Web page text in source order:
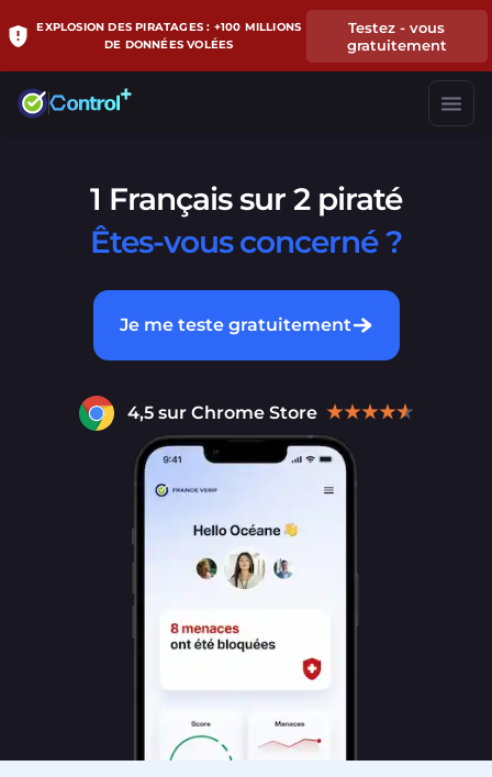
EXPLOSION DES PIRATAGES : +100 MILLIONS
DE DONNÉES VOLÉES
Testez - vous
gratuitement
1 Français sur 2 piraté
Êtes-vous concerné ?
Je me teste gratuitement
4,5 sur Chrome Store